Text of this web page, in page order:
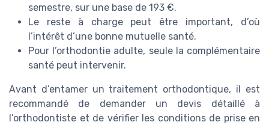
semestre, sur une base de 193 €.
Le reste à charge peut être important, d’où
l’intérêt d’une bonne mutuelle santé.
Pour l’orthodontie adulte, seule la complémentaire
santé peut intervenir.
Avant d’entamer un traitement orthodontique, il est
recommandé de demander un devis détaillé à
l’orthodontiste et de vérifier les conditions de prise en